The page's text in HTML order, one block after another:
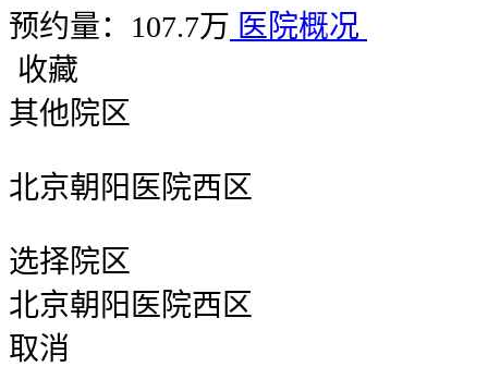
预约量：107.7万 医院概况
收藏
其他院区
北京朝阳医院西区
选择院区
北京朝阳医院西区
取消